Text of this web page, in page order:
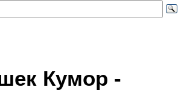
Кумор -